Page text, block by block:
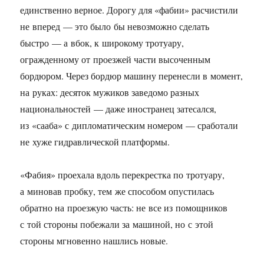
единственно верное. Дорогу для «фабии» расчистили
не вперед — это было бы невозможно сделать
быстро — а вбок, к широкому тротуару,
огражденному от проезжей части высоченным
бордюром. Через бордюр машину перенесли в момент,
на руках: десяток мужиков заведомо разных
национальностей — даже иностранец затесался,
из «сааба» с дипломатическим номером — сработали
не хуже гидравлической платформы.
«Фабия» проехала вдоль перекрестка по тротуару,
а миновав пробку, тем же способом опустилась
обратно на проезжую часть: не все из помощников
с той стороны побежали за машиной, но с этой
стороны мгновенно нашлись новые.